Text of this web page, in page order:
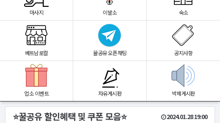
마사지 이발소 숙소
베트남로컬 꿀공유 오픈채팅 공지사항
업소 이벤트 자유게시판 박제게시판
⭐️꿀공유 할인혜택 및 쿠폰 모음⭐️ 2024.01.28 19:00